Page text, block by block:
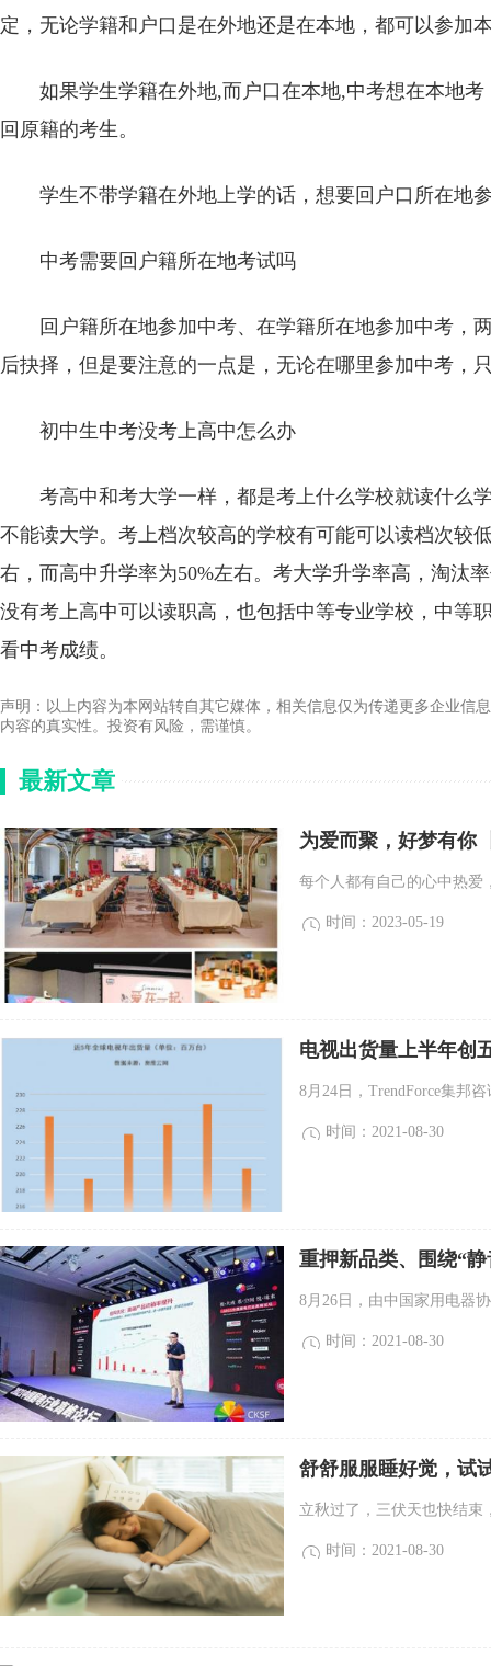
定，无论学籍和户口是在外地还是在本地，都可以参加
如果学生学籍在外地,而户口在本地,中考想在本地
回原籍的考生。
学生不带学籍在外地上学的话，想要回户口所在地
中考需要回户籍所在地考试吗
回户籍所在地参加中考、在学籍所在地参加中考，
后抉择，但是要注意的一点是，无论在哪里参加中考，
初中生中考没考上高中怎么办
考高中和考大学一样，都是考上什么学校就读什么
不能读大学。考上档次较高的学校有可能可以读档次较
右，而高中升学率为50%左右。考大学升学率高，淘汰
没有考上高中可以读职高，也包括中等专业学校，中等
看中考成绩。
声明：以上内容为本网站转自其它媒体，相关信息仅为传递更多企业信
内容的真实性。投资有风险，需谨慎。
最新文章
为爱而聚，好梦有你
每个人都有自己的心中热爱
时间：2023-05-19
电视出货量上半年创
8月24日，TrendForce集邦
时间：2021-08-30
重押新品类、围绕“
8月26日，由中国家用电器
时间：2021-08-30
舒舒服服睡好觉，试
立秋过了，三伏天也快结束
时间：2021-08-30